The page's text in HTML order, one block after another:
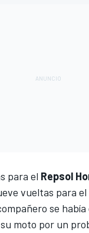
para el Repsol
vueltas para
se había
moto por un